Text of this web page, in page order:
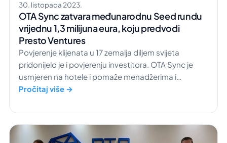
30. listopada 2023.
OTA Sync zatvara međunarodnu Seed rundu
vrijednu 1,3 milijuna eura, koju predvodi
Presto Ventures
Povjerenje klijenata u 17 zemalja diljem svijeta
pridonijelo je i povjerenju investitora. OTA Sync je
usmjeren na hotele i pomaže menadžerima i
zaposlenicima da cijelo poslovanje vode s jednog
zatvaranje proširene Seed runde, u kojoj je
prikupljeno 1,3 milijuna eura investicije. Ovo
financiranje, koje predvodi […]
Pročitaj više →